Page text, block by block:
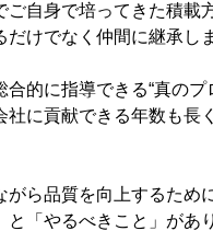
ご自身で培ってきた積載
だけでなく仲間に継承し
合的に指導できる“真のプ
社に貢献できる年数も長
がら品質を向上するため
と「やるべきこと」があ